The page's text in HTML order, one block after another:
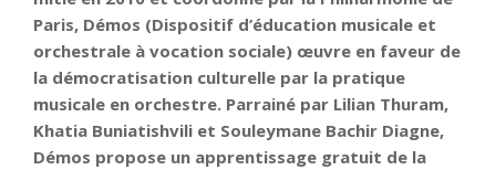
Paris, Démos (Dispositif d’éducation musicale et
orchestrale à vocation sociale) œuvre en faveur de
la démocratisation culturelle par la pratique
musicale en orchestre. Parrainé par Lilian Thuram,
Khatia Buniatishvili et Souleymane Bachir Diagne,
Démos propose un apprentissage gratuit de la